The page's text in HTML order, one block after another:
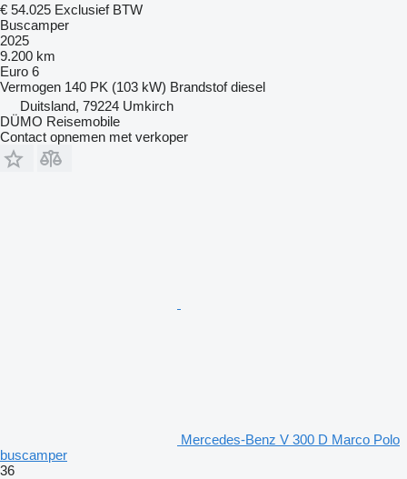
€ 54.025 Exclusief BTW
Buscamper
2025
9.200 km
Euro 6
Vermogen 140 PK (103 kW) Brandstof diesel
Duitsland, 79224 Umkirch
DÜMO Reisemobile
Contact opnemen met verkoper
Mercedes-Benz V 300 D Marco Polo
buscamper
36